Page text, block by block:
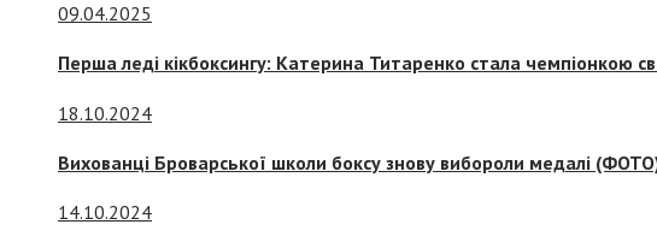
09.04.2025
Перша леді кікбоксингу: Катерина Титаренко стала чемпіонкою
18.10.2024
Вихованці Броварської школи боксу знову вибороли медалі
14.10.2024